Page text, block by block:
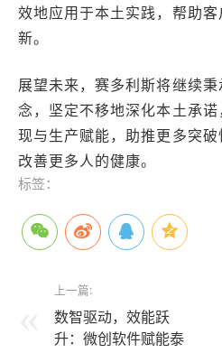
效地应用于本土实践，帮助
新。
展望未来，赛多利斯将继续秉
念，坚定不移地深化本土承
现与生产赋能，助推更多突破
改善更多人的健康。
标签：
上一篇:
数智驱动，效能跃
升：微创软件赋能泰